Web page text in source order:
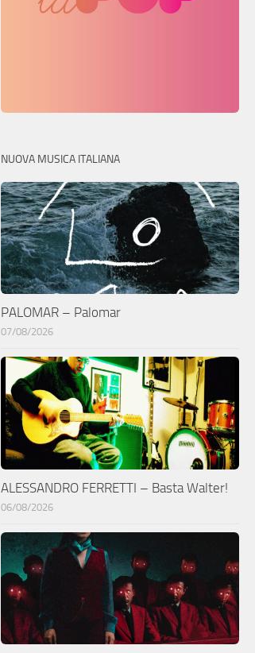
NUOVA MUSICA ITALIANA
PALOMAR – Palomar
07/08/2026
ALESSANDRO FERRETTI – Basta Walter!
06/08/2026